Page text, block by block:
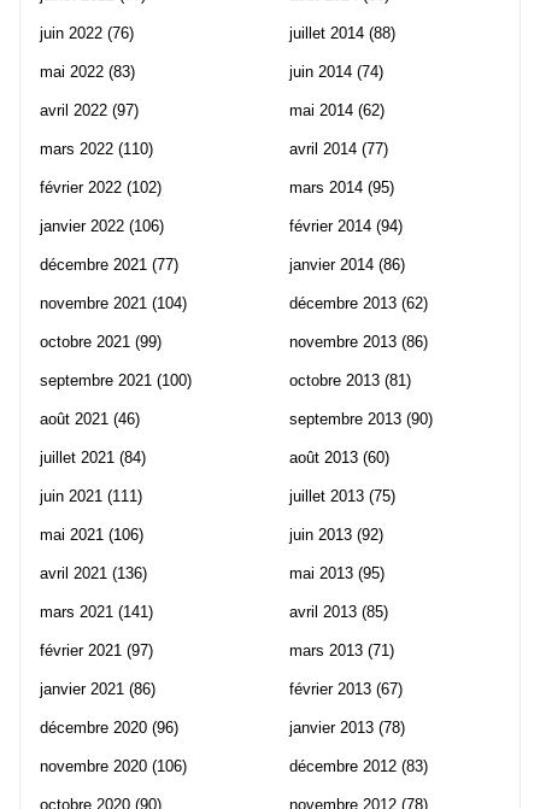
juin 2022 (76)
mai 2022 (83)
avril 2022 (97)
mars 2022 (110)
février 2022 (102)
janvier 2022 (106)
décembre 2021 (77)
novembre 2021 (104)
octobre 2021 (99)
septembre 2021 (100)
août 2021 (46)
juillet 2021 (84)
juin 2021 (111)
mai 2021 (106)
avril 2021 (136)
mars 2021 (141)
février 2021 (97)
janvier 2021 (86)
décembre 2020 (96)
novembre 2020 (106)
octobre 2020 (90)
juillet 2014 (88)
juin 2014 (74)
mai 2014 (62)
avril 2014 (77)
mars 2014 (95)
février 2014 (94)
janvier 2014 (86)
décembre 2013 (62)
novembre 2013 (86)
octobre 2013 (81)
septembre 2013 (90)
août 2013 (60)
juillet 2013 (75)
juin 2013 (92)
mai 2013 (95)
avril 2013 (85)
mars 2013 (71)
février 2013 (67)
janvier 2013 (78)
décembre 2012 (83)
novembre 2012 (78)